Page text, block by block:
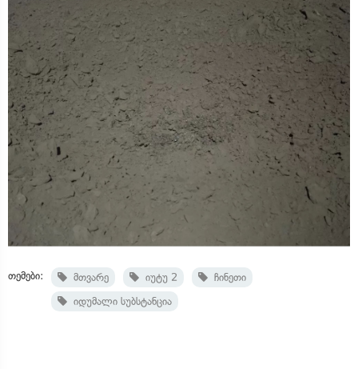
თემები: მთვარე იუტუ 2
ჩინეთი
იდუმალი სუბსტანცია